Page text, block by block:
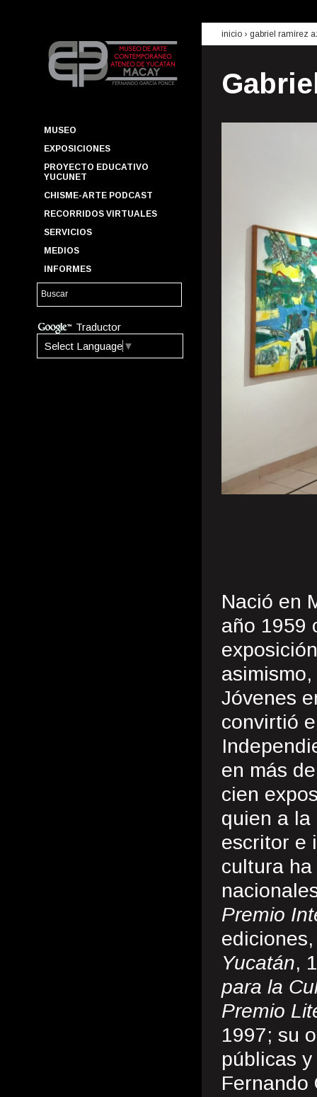
MUSEO
EXPOSICIONES
PROYECTO EDUCATIVO
YUCUNET
CHISME-ARTE PODCAST
RECORRIDOS VIRTUALES
SERVICIOS
MEDIOS
INFORMES
Traductor
Select Language ▼
inicio › gabriel ramírez
Nació en
año 1959
Jóvenes
convirtió
en más
cien
quien a la
escritor e
cultura
Premio
Yucatán,
para la
Premio
1997; su
públicas
Fernando